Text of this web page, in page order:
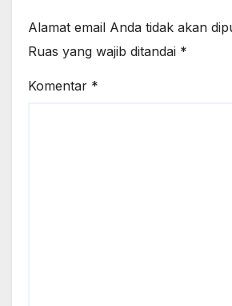
Alamat email Anda tidak akan
Ruas yang wajib ditandai *
Komentar *